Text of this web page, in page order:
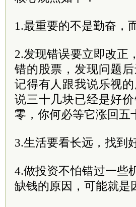
1.最重要的不是勤奋，
2.发现错误要立即改正
错的股票，发现问题
记得有人跟我说乐视
说三十几块已经是好
零，你何必等它涨回五
3.生活要看长远，找到
4.做投资不怕错过一些
缺钱的原因，可能就是